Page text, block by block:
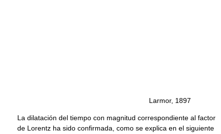
Larmor, 1897
La dilatación del tiempo con magnitud correspondiente al factor
de Lorentz ha sido confirmada, como se explica en el siguiente